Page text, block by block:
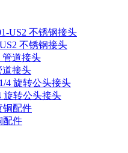
不锈钢接头
道接头
旋转公头接头
配件